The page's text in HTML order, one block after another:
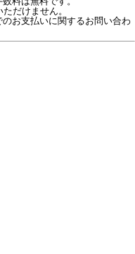
だけません。
お支払いに関するお問い合わ